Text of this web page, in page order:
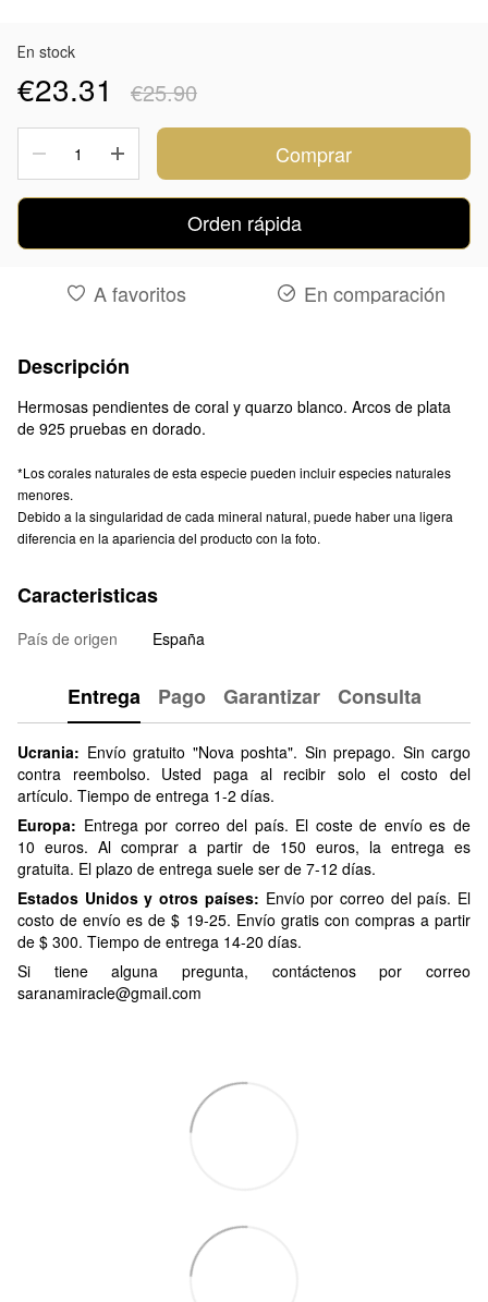
Еn stock
€23.31 €25.90
Comprar
Orden rápida
A favoritos En comparación
Descripción
Hermosas pendientes de coral y quarzo blanco. Arcos de plata
de 925 pruebas en dorado.
*Los corales naturales de esta especie pueden incluir especies naturales
menores.
Debido a la singularidad de cada mineral natural, puede haber una ligera
diferencia en la apariencia del producto con la foto.
Caracteristicas
País de origen España
Entrega Pago Garantizar Consulta
Ucrania: Envío gratuito "Nova poshta". Sin prepago. Sin cargo
contra reembolso. Usted paga al recibir solo el costo del
artículo. Tiempo de entrega 1-2 días.
Europa: Entrega por correo del país. El coste de envío es de
10 euros. Al comprar a partir de 150 euros, la entrega es
gratuita. El plazo de entrega suele ser de 7-12 días.
Estados Unidos y otros países: Envío por correo del país. El
costo de envío es de $ 19-25. Envío gratis con compras a partir
de $ 300. Tiempo de entrega 14-20 días.
Si tiene alguna pregunta, contáctenos por correo
saranamiracle@gmail.com